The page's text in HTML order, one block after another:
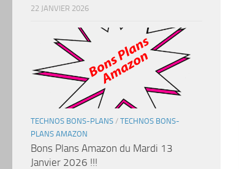
22 JANVIER 2026
TECHNOS BONS-PLANS / TECHNOS BONS-
PLANS AMAZON
Bons Plans Amazon du Mardi 13
Janvier 2026 !!!